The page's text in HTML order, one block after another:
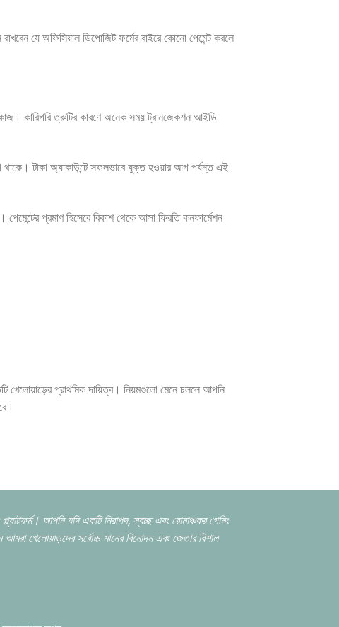
যে অফিসিয়াল ডিপোজিট ফর্মের বাইরে কোনো পেমেন্ট করলে
কারিগরি ত্রুটির কারণে অনেক সময় ট্রানজেকশন আইডি
থাকে। টাকা অ্যাকাউন্টে সফলভাবে যুক্ত হওয়ার আগ পর্যন্ত এই
প্রমাণ হিসেবে বিকাশ থেকে আসা ফিরতি কনফার্মেশন
খেলোয়াড়ের প্রাথমিক দায়িত্ব। নিয়মগুলো মেনে চললে আপনি
আপনি যদি একটি নিরাপদ, স্বচ্ছ এবং রোমাঞ্চকর গেমিং
খেলোয়াড়দের সর্বোচ্চ মানের বিনোদন এবং জেতার বিশাল